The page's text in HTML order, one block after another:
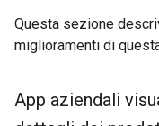
Questa sezione
miglioramenti di
App aziendali